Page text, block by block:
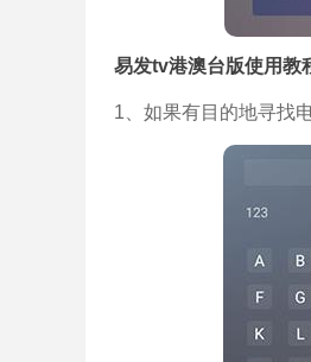
易发tv港澳台版使用教
1、如果有目的地寻找